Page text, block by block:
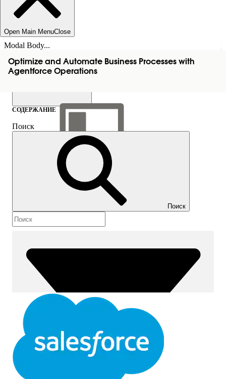
Open Main MenuClose
Modal Body...
Optimize and Automate Business Processes with
Agentforce Operations
Показать содержание
Содержание
СОДЕРЖАНИЕ
Поиск
Поиск